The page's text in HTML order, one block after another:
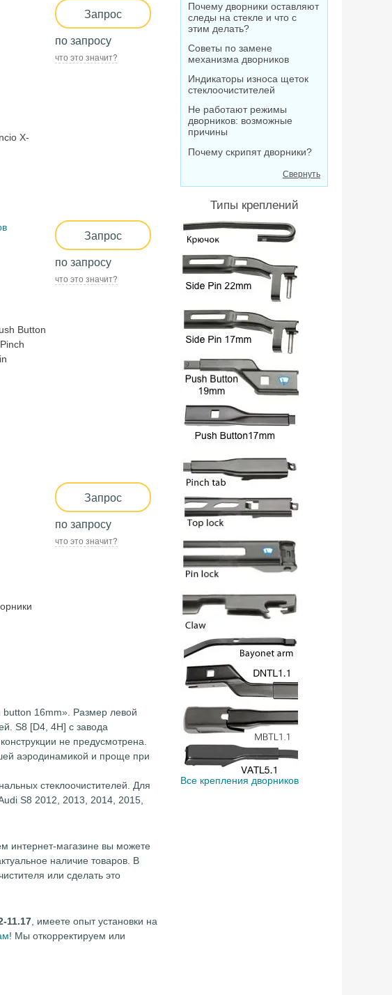
X-
Запрос
по запросу
что это значит?
Button
Запрос
по запросу
что это значит?
Запрос
по запросу
что это значит?
button 16mm». Размер левой
S8 [D4, 4H] с завода
не предусмотрена.
аэродинамикой и проще при
стеклоочистителей. Для
S8 2012, 2013, 2014, 2015,
интернет-магазине вы можете
наличие товаров. В
или сделать это
11.17 , имеете опыт установки на
! Мы откорректируем или
Почему дворники оставляют
следы на стекле и что с
этим делать?
Советы по замене
механизма дворников
Индикаторы износа щеток
стеклоочистителей
Не работают режимы
дворников: возможные
причины
Почему скрипят дворники?
Свернуть
Типы креплений
Все крепления дворников